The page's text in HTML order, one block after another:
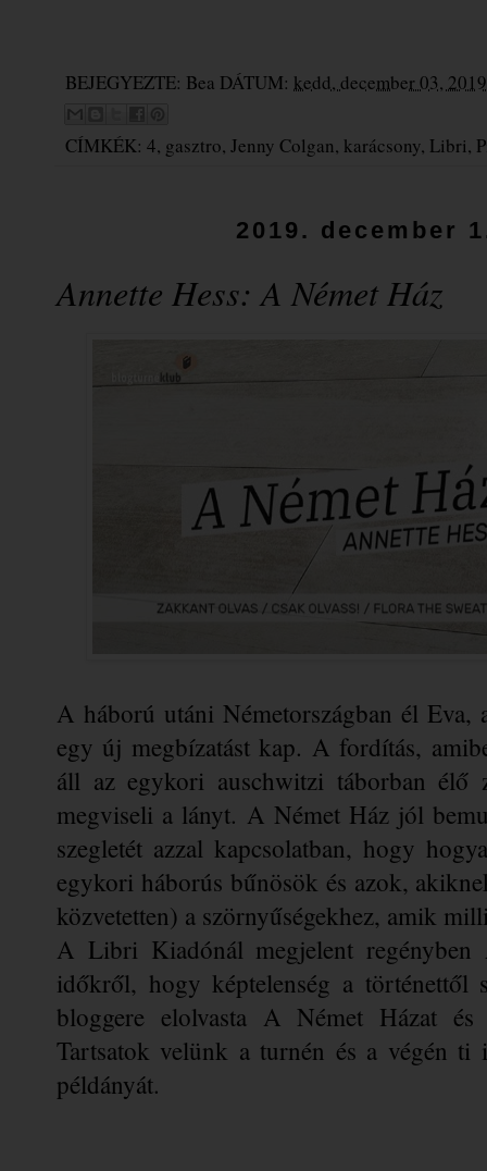
BEJEGYEZTE: Bea DÁTUM: kedd, december 03, 2019
CÍMKÉK: 4, gasztro, Jenny Colgan, karácsony, Libri,
2019. december
Annette Hess: A Német Ház
A háború utáni Németországban él
egy új megbízatást kap. A fordítás,
áll az egykori auschwitzi táborban élő
megviseli a lányt. A Német Ház jól
szegletét azzal kapcsolatban, hogy
egykori háborús bűnösök és azok,
közvetetten) a szörnyűségekhez, amik
A Libri Kiadónál megjelent
időkről, hogy képtelenség a
bloggere elolvasta A Német Házat
Tartsatok velünk a turnén és a végén
példányát.